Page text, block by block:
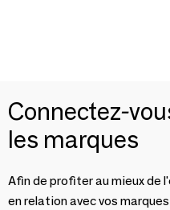
Connectez-
les marques
Afin de profiter au mieux de
en relation avec vos